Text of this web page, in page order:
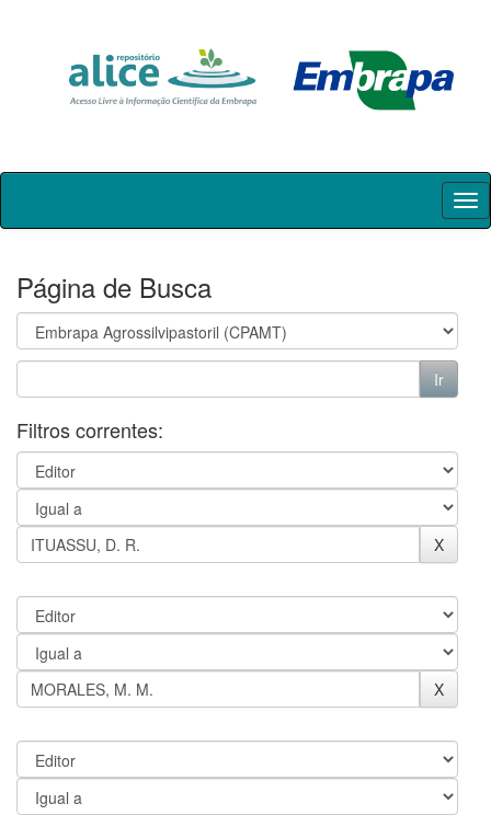
Skip
Página de Busca
Filtros correntes: